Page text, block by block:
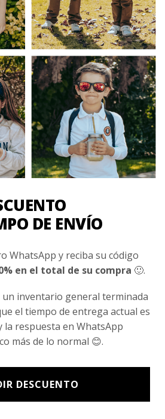
y obtén ofertas exclusivas y
en tu e-mail.
DE ENVÍO
WhatsApp y reciba su código
en el total de su compra 🙂.
un inventario general terminada
el tiempo de entrega actual es
la respuesta en WhatsApp
más de lo normal 😊.
DESCUENTO